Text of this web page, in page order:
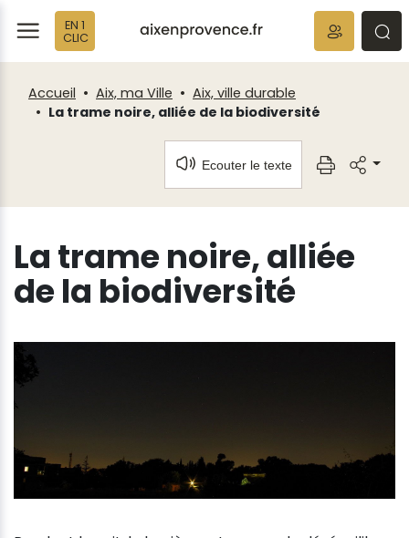
EN 1
CLIC
Accueil Aix, ma Ville
Aix, ville durable
La trame noire, alliée de la biodiversité
Ecouter le texte
La trame noire, alliée
de la biodiversité
Fenêtre
de
chat
Panneau de gestion des cookies